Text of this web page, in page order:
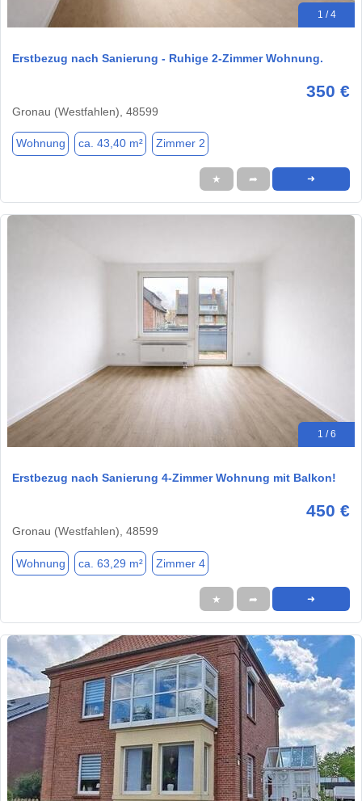
1 / 4
Erstbezug nach Sanierung - Ruhige 2-Zimmer Wohnung.
350 €
Gronau (Westfahlen), 48599
Wohnung ca. 43,40 m² Zimmer 2
★ ➦ ➜
1 / 6
Erstbezug nach Sanierung 4-Zimmer Wohnung mit Balkon!
450 €
Gronau (Westfahlen), 48599
Wohnung ca. 63,29 m² Zimmer 4
★ ➦ ➜